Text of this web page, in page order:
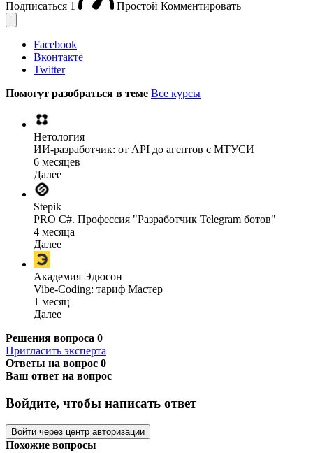
Подписаться 1 Простой Комментировать
Facebook
Вконтакте
Twitter
Помогут разобраться в теме Все курсы
Нетология
ИИ-разработчик: от API до агентов с МТУСИ
6 месяцев
Далее
Stepik
PRO C#. Профессия "Разработчик Telegram ботов"
4 месяца
Далее
Академия Эдюсон
Vibe-Coding: тариф Мастер
1 месяц
Далее
Решения вопроса 0
Пригласить эксперта
Ответы на вопрос 0
Ваш ответ на вопрос
Войдите, чтобы написать ответ
Войти через центр авторизации
Похожие вопросы